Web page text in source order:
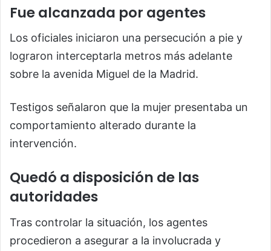
Fue alcanzada por agentes
Los oficiales iniciaron una persecución a pie y
lograron interceptarla metros más adelante
sobre la avenida Miguel de la Madrid.
Testigos señalaron que la mujer presentaba un
comportamiento alterado durante la
intervención.
Quedó a disposición de las
autoridades
Tras controlar la situación, los agentes
procedieron a asegurar a la involucrada y